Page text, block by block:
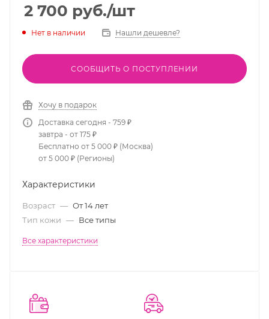
2 700 руб./шт
Нет в наличии Нашли дешевле?
СООБЩИТЬ О ПОСТУПЛЕНИИ
Хочу в подарок
Доставка сегодня - 759 ₽
завтра - от 175 ₽
Бесплатно от 5 000 ₽ (Москва)
от 5 000 ₽ (Регионы)
Характеристики
Возраст — От 14 лет
Тип кожи — Все типы
Все характеристики